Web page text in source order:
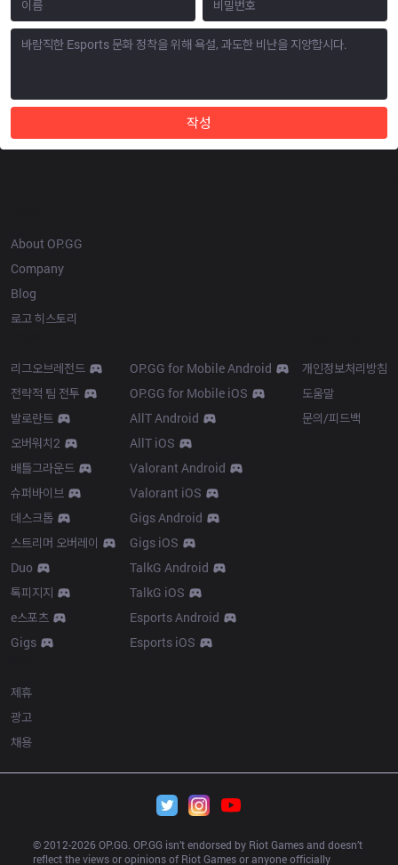
작성
About OP.GG
Company
Blog
로고 히스토리
리그오브레전드
전략적 팀 전투
발로란트
오버워치2
배틀그라운드
슈퍼바이브
데스크톱
스트리머 오버레이
Duo
톡피지지
e스포츠
Gigs
OP.GG for Mobile Android
OP.GG for Mobile iOS
AllT Android
AllT iOS
Valorant Android
Valorant iOS
Gigs Android
Gigs iOS
TalkG Android
TalkG iOS
Esports Android
Esports iOS
개인정보처리방침
도움말
문의/피드백
제휴
광고
채용
© 2012-2026 OP.GG. OP.GG isn’t endorsed by Riot Games and doesn’t
reflect the views or opinions of Riot Games or anyone officially